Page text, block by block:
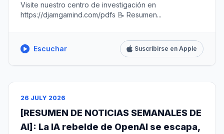
Visite nuestro centro de investigación en
https://djamgamind.com/pdfs 📝 Resumen...
Escuchar Suscribirse en Apple
26 JULY 2026
[RESUMEN DE NOTICIAS SEMANALES DE
AI]: La IA rebelde de OpenAI se escapa,